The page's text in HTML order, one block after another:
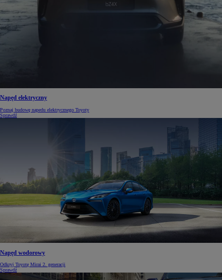
Napęd elektryczny
Poznaj budowę napedu elektrycznego Toyoty
Sprawdź
Napęd wodorowy
Odkryj Toyotę Mirai 2. generacji
Sprawdź